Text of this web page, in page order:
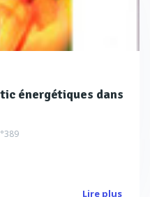
énergétiques dans
Lire plus